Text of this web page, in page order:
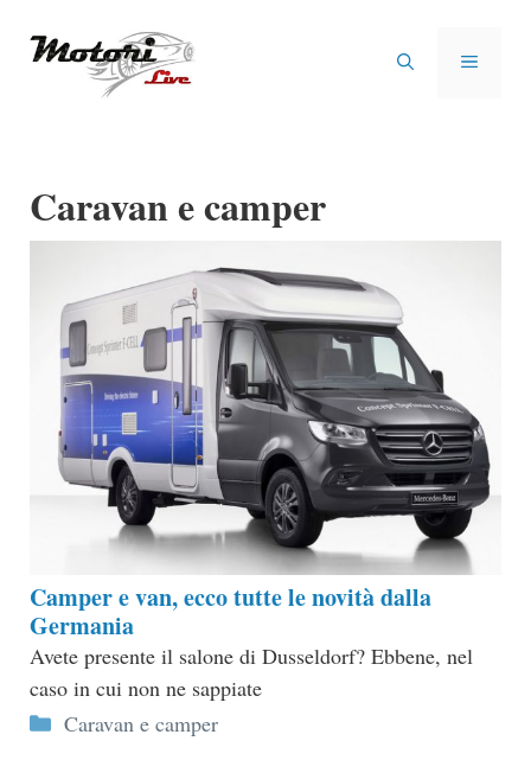
MENU
Caravan e camper
Camper e van, ecco tutte le novità dalla
Germania
Avete presente il salone di Dusseldorf? Ebbene, nel
caso in cui non ne sappiate
Categorie
Caravan e camper